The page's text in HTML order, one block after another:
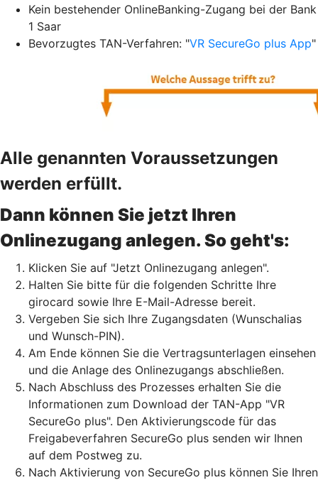
Kein bestehender OnlineBanking-Zugang bei der Bank
1 Saar
Bevorzugtes TAN-Verfahren: "VR SecureGo plus App"
Alle genannten Voraussetzungen
werden erfüllt.
Dann können Sie jetzt Ihren
Onlinezugang anlegen. So geht's:
Klicken Sie auf "Jetzt Onlinezugang anlegen".
Halten Sie bitte für die folgenden Schritte Ihre
girocard sowie Ihre E-Mail-Adresse bereit.
Vergeben Sie sich Ihre Zugangsdaten (Wunschalias
und Wunsch-PIN).
Am Ende können Sie die Vertragsunterlagen einsehen
und die Anlage des Onlinezugangs abschließen.
Nach Abschluss des Prozesses erhalten Sie die
Informationen zum Download der TAN-App "VR
SecureGo plus". Den Aktivierungscode für das
Freigabeverfahren SecureGo plus senden wir Ihnen
auf dem Postweg zu.
Nach Aktivierung von SecureGo plus können Sie Ihren